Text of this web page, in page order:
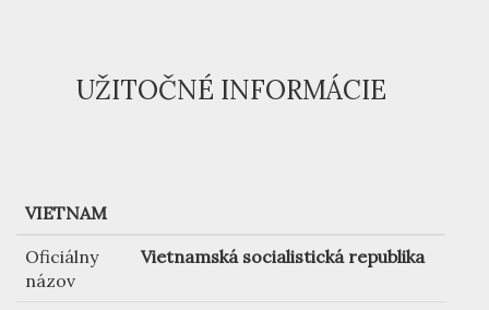
UŽITOČNÉ INFORMÁCIE
VIETNAM
Oficiálny
názov
Vietnamská socialistická republika